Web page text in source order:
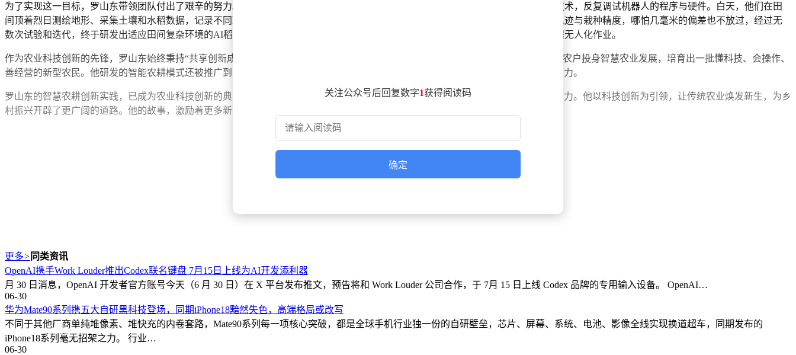
为了实现这一目标，罗山东带领团队付出了艰辛的努力。他们查阅大量资料，整合AI图像解析、北斗卫星定位、激光雷达感知等核心技术，反复调试机器人的程序与硬件。白天，他们在田
间顶着烈日测绘地形、采集土壤和水稻数据，记录不同环境下的耕作需求；夜晚，他们埋首实验室，优化AI算法，调整机器人的行走轨迹与栽种精度，哪怕几毫米的偏差也不放过，经过无
数次试验和迭代，终于研发出适应田间复杂环境的AI稻田机器人。这款机器人不仅能精准解析设计图案，还能实现从插秧到管理的全程无人化作业。
作为农业科技创新的先锋，罗山东始终秉持“共享创新成果”的理念。他免费向周边农户传授机器人操作技术与智慧种植经验，带动更多农户投身智慧农业发展，培育出一批懂科技、会操作、
善经营的新型农民。他研发的智能农耕模式还被推广到多个地区，让智慧科技的成果惠及更多良田，为当地农业高质量发展注入强劲动力。
罗山东的智慧农耕创新实践，已成为农业科技创新的典范。他用实际行动证明，智慧科技不仅能润养良田，更能激活乡村发展的内生动力。他以科技创新为引领，让传统农业焕发新生，为乡
村振兴开辟了更广阔的道路。他的故事，激励着更多新农人投身农业科技领域，用智慧与担当书写农业发展的新篇章。
关注公众号后回复数字1获得阅读码
确定
更多> 同类资讯
OpenAI携手Work Louder推出Codex联名键盘 7月15日上线为AI开发添利器
月 30 日消息，OpenAI 开发者官方账号今天（6 月 30 日）在 X 平台发布推文，预告将和 Work Louder 公司合作，于 7月 15 日上线 Codex 品牌的专用输入设备。 OpenAI…
06-30
华为Mate90系列携五大自研黑科技登场，同期iPhone18黯然失色，高端格局或改写
不同于其他厂商单纯堆像素、堆快充的内卷套路，Mate90系列每一项核心突破，都是全球手机行业独一份的自研壁垒，芯片、屏幕、系统、电池、影像全线实现换道超车，同期发布的
iPhone18系列毫无招架之力。 行业…
06-30